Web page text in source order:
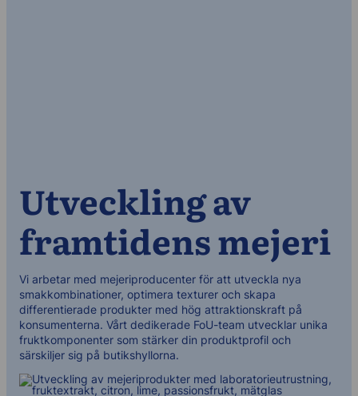
Utveckling av
framtidens mejeri
Vi arbetar med mejeriproducenter för att utveckla nya
smakkombinationer, optimera texturer och skapa
differentierade produkter med hög attraktionskraft på
konsumenterna. Vårt dedikerade FoU-team utvecklar unika
fruktkomponenter som stärker din produktprofil och
särskiljer sig på butikshyllorna.